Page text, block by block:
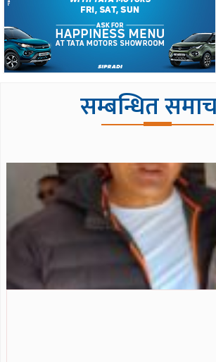
सम्बन्धित